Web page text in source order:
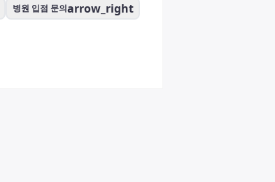
병원 입점 문의arrow_right